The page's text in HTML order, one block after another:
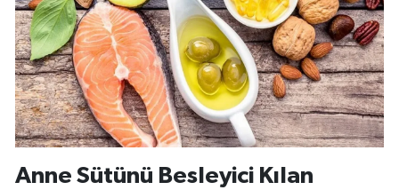
Anne Sütünü Besleyici Kılan